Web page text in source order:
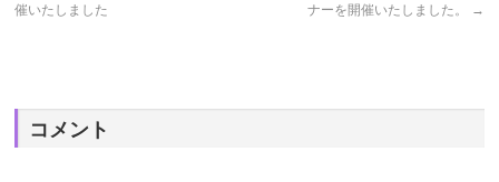
催いたしました
ナーを開催いたしました。
→
コメント